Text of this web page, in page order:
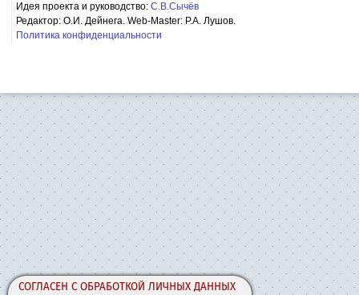
СОГЛАСЕН С ОБРАБОТКОЙ ЛИЧНЫХ ДАННЫХ
Идея проекта и руководство: С.В.Сычёв
Редактор: О.И. Дейнега. Web-Master: Р.А. Лушов.
Политика конфиденциальности